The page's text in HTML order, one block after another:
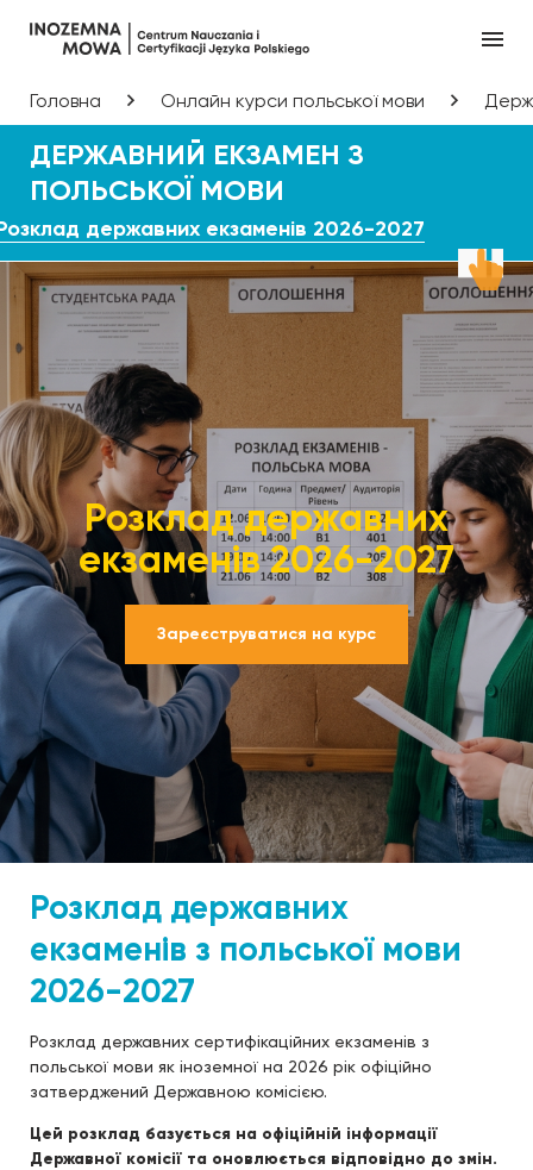
Головна Онлайн курси польської мови
ДЕРЖАВНИЙ ЕКЗАМЕН З
ПОЛЬСЬКОЇ МОВИ
державних екзаменів 2026-2027
Розклад державних
екзаменів 2026-2027
Зареєструватися на курс
Розклад державних
екзаменів з польської мови
2026-2027
Розклад державних сертифікаційних екзаменів з
польської мови як іноземної на 2026 рік офіційно
затверджений Державною комісією.
Цей розклад базується на офіційній інформації
Державної комісії та оновлюється відповідно до змін.